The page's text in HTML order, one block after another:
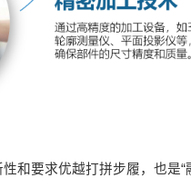
和要求优越打拼步履，也是